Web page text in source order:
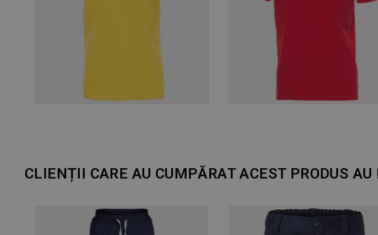
CLIENȚII CARE AU CUMPĂRAT ACEST PRODUS